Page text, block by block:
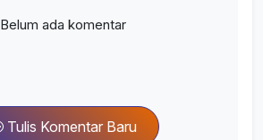
Belum ada komentar
Tulis Komentar Baru